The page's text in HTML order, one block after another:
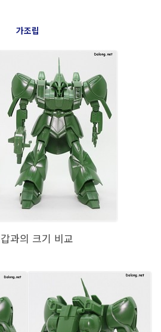
가조립
과의 크기 비교